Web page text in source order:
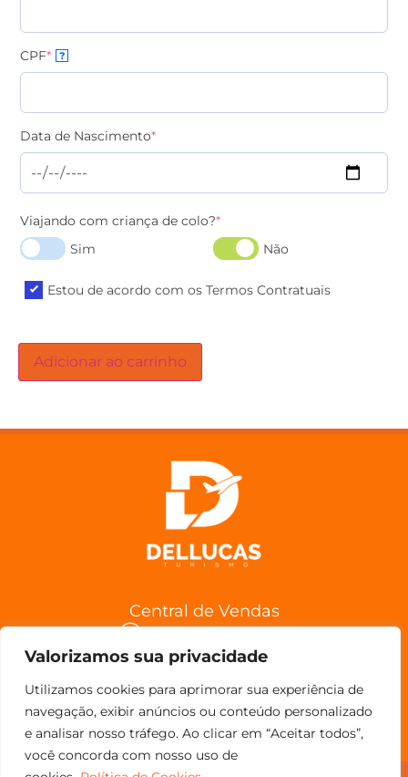
Valorizamos sua privacidade
Utilizamos cookies para aprimorar sua experiência de
navegação, exibir anúncios ou conteúdo personalizado
e analisar nosso tráfego. Ao clicar em “Aceitar todos”,
você concorda com nosso uso de
CPF* ?
Data de Nascimento*
Viajando com criança de colo?*
Sim
Não
Estou de acordo com os Termos Contratuais
Adicionar ao carrinho
Central de Vendas
Confira a Política de Cancelamentos